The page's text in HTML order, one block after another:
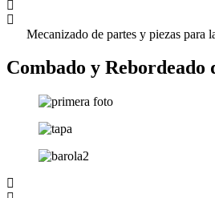
Mecanizado de partes y piezas para
Combado y Rebordeado